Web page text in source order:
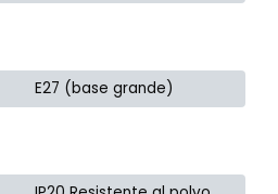
E27 (base grande)